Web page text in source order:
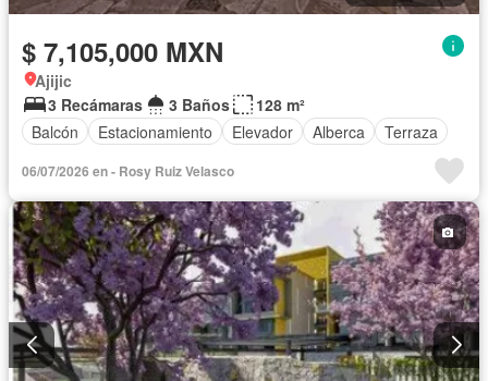
$ 7,105,000 MXN
Ajijic
3 Recámaras
3 Baños
128 m²
Balcón
Estacionamiento Elevador Alberca Terraza
06/07/2026 en - Rosy Ruiz Velasco